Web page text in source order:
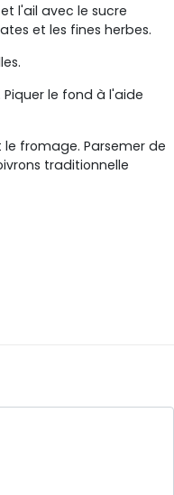
l'ail avec le sucre
et les fines herbes.
le fond à l'aide
fromage. Parsemer de
traditionnelle